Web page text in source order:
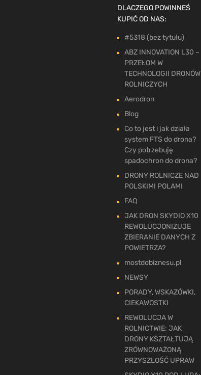
DLACZEGO POWINNEŚ
KUPIĆ OD NAS:
#5318 (bez tytułu)
ABZ INNOVATION L30 –
PRZEŁOM W
TECHNOLOGII DRONÓW
ROLNICZYCH
Aerodron
Blog
Co to jest i jak działa
system FTS do drona?
Czy potrzebuję
spadochron do drona?
DRONY ROLNICZE NAD
POLSKIMI POLAMI
FAQ
JAK DRON SKYDIO X10
REWOLUCJONIZUJE
ZBIERANIE DANYCH Z
POWIETRZA?
mostdobiznesu.pl
NEWSY
PORADY, WSKAZÓWKI,
CIEKAWOSTKI
REWOLUCJA W
ROLNICTWIE: JAK
DRONY KSZTAŁTUJĄ
ZRÓWNOWAŻONĄ
PRZYSZŁOŚĆ UPRAW